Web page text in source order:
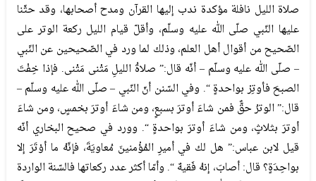
صلاة الليل نافلة مؤكدة ندب إليها القرآن ومدح أصحابها، وقد حثّنا
عليها النّبي صلّى الله عليه وسلّم، وأقلّ قيام الليل ركعة الوتر على
الصّحيح من أقوال أهل العلم، وذلك لما ورد في الصّحيحين عن النّبي
– صلّى الله عليه وسلّم – أنّه قال:” صلاةُ الليلِ مَثْنى مَثْنى. فإذا خِفْتَ
الصبحَ فأوتِرْ بواحدةٍ “. وفي السّنن أنّ النّبي – صلّى الله عليه وسلّم –
قال:” الوترُ حقٌّ فمن شاءَ أوترَ بسبعٍ، ومن شاءَ أوترَ بخمسٍ، ومن شاءَ
أوترَ بثلاثٍ، ومن شاءَ أوترَ بواحدةٍ “. وورد في صحيح البخاري أنّه
قيل لابن عباس:” هل لك في أميرِ المُؤْمنينَ مُعاويَةَ، فإنّهُ ما أوْتَرَ إلا
بواحِدَةٍ؟ قال: أصابَ، إنهُ فَقيهٌ “. وأمّا أكثر عدد ركعاتها فالسّنة الواردة